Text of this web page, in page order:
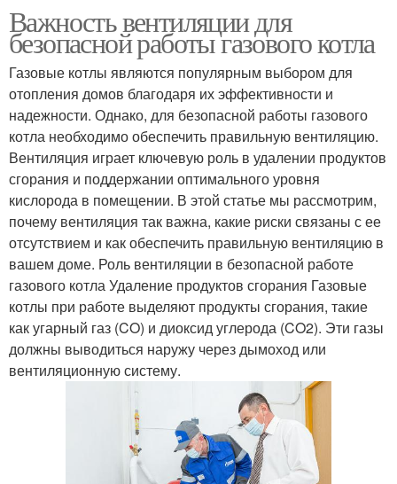
Важность вентиляции для
безопасной работы газового котла
Газовые котлы являются популярным выбором для
отопления домов благодаря их эффективности и
надежности. Однако, для безопасной работы газового
котла необходимо обеспечить правильную вентиляцию.
Вентиляция играет ключевую роль в удалении продуктов
сгорания и поддержании оптимального уровня
кислорода в помещении. В этой статье мы рассмотрим,
почему вентиляция так важна, какие риски связаны с ее
отсутствием и как обеспечить правильную вентиляцию в
вашем доме. Роль вентиляции в безопасной работе
газового котла Удаление продуктов сгорания Газовые
котлы при работе выделяют продукты сгорания, такие
как угарный газ (CO) и диоксид углерода (CO2). Эти газы
должны выводиться наружу через дымоход или
вентиляционную систему.